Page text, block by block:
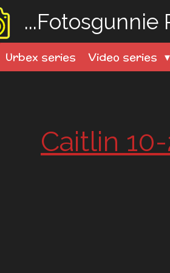
...Fotosgunnie
Urbex series Video series
Caitlin